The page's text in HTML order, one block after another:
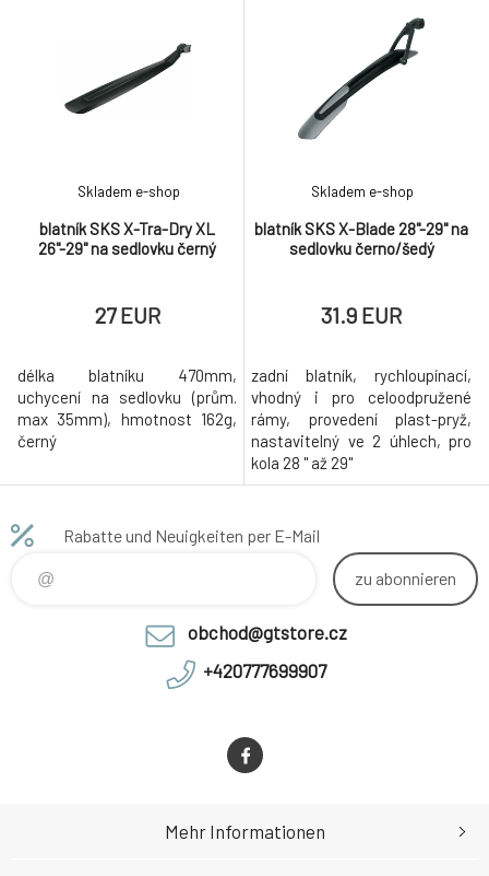
blatník SKS X-Tra-Dry XL
26"-29" na sedlovku černý
Skladem e-shop
27 EUR
délka blatníku 470mm,
uchycení na sedlovku (prům.
max 35mm), hmotnost 162g,
černý
blatník SKS X-Blade 28"-29" na
sedlovku černo/šedý
Skladem e-shop
31.9 EUR
zadní blatník, rychloupínací,
vhodný i pro celoodpružené
rámy, provedení plast-pryž,
nastavitelný ve 2 úhlech, pro
kola 28 " až 29"
Rabatte und Neuigkeiten per E-Mail
zu abonnieren
obchod@gtstore.cz
+420777699907
Mehr Informationen